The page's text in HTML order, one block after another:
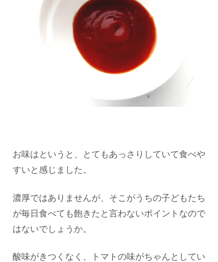
お味はというと、とてもあっさりしていて食べや
すいと感じました。
濃厚ではありませんが、そこがうちの子どもたち
が毎日食べても飽きたと言わないポイントなので
はないでしょうか。
酸味がきつくなく、トマトの味がちゃんとしてい